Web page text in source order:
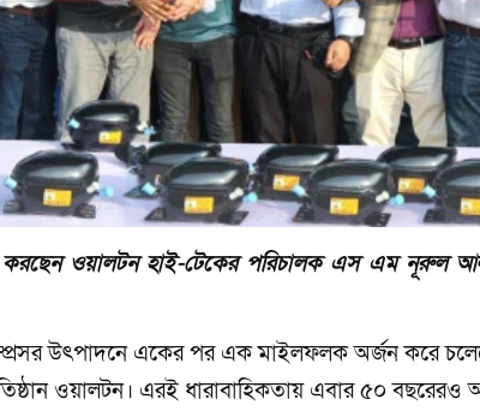
করছেন ওয়ালটন হাই-টেকের পরিচালক এস এম নূরুল
উৎপাদনে একের পর এক মাইলফলক অর্জন করে
ওয়ালটন। এরই ধারাবাহিকতায় এবার ৫০ বছরেরও